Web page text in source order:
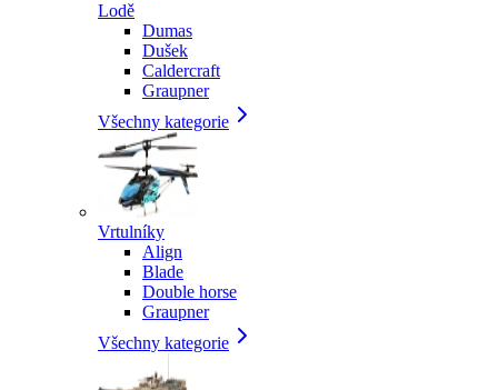
Lodě
Dumas
Dušek
Caldercraft
Graupner
Všechny kategorie
Vrtulníky
Align
Blade
Double horse
Graupner
Všechny kategorie